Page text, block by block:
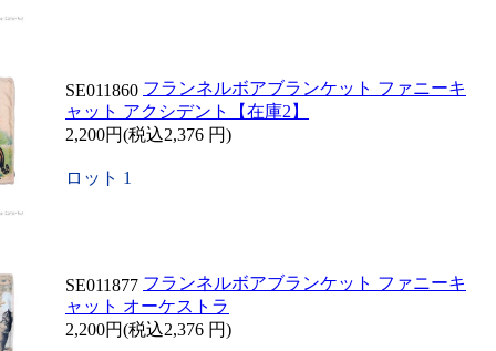
SE011860 フランネルボアブランケット ファニーキ
ャット アクシデント【在庫2】
2,200円(税込2,376 円)
ロット 1
SE011877 フランネルボアブランケット ファニーキ
ャット オーケストラ
2,200円(税込2,376 円)